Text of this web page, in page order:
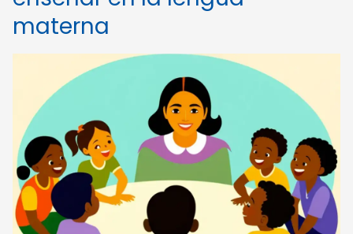
materna